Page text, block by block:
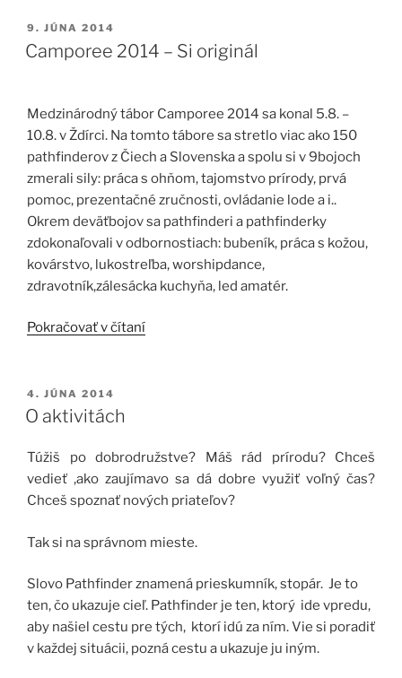
dobrovoľníctva“
PUBLIKOVANÉ
9. JÚNA 2014
Camporee 2014 – Si originál
Medzinárodný tábor Camporee 2014 sa konal 5.8. –
10.8. v Ždírci. Na tomto tábore sa stretlo viac ako 150
pathfinderov z Čiech a Slovenska a spolu si v 9bojoch
zmerali sily: práca s ohňom, tajomstvo prírody, prvá
pomoc, prezentačné zručnosti, ovládanie lode a i..
Okrem deväťbojov sa pathfinderi a pathfinderky
zdokonaľovali v odbornostiach: bubeník, práca s kožou,
kovárstvo, lukostreľba, worshipdance,
zdravotník,zálesácka kuchyňa, led amatér.
Pokračovať v čítaní„Camporee
PUBLIKOVANÉ
4. JÚNA 2014
O aktivitách
Túžiš po dobrodružstve? Máš rád prírodu? Chceš
vedieť ,ako zaujímavo sa dá dobre využiť voľný čas?
Chceš spoznať nových priateľov?
Tak si na správnom mieste.
Slovo Pathfinder znamená prieskumník, stopár. Je to
ten, čo ukazuje cieľ. Pathfinder je ten, ktorý ide vpredu,
aby našiel cestu pre tých, ktorí idú za ním. Vie si poradiť
v každej situácii, pozná cestu a ukazuje ju iným.